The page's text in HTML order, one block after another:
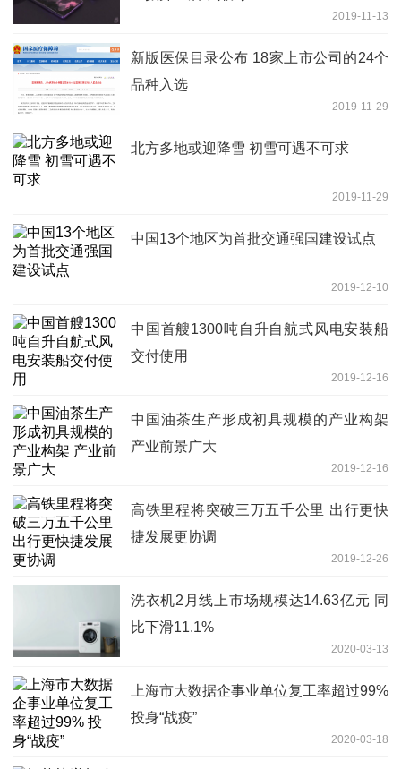
2019-11-13
新版医保目录公布 18家上市公司的24个
品种入选
2019-11-29
北方多地或迎降雪 初雪可遇不可求
2019-11-29
中国13个地区为首批交通强国建设试点
2019-12-10
中国首艘1300吨自升自航式风电安装船
交付使用
2019-12-16
中国油茶生产形成初具规模的产业构架
产业前景广大
2019-12-16
高铁里程将突破三万五千公里 出行更快
捷发展更协调
2019-12-26
洗衣机2月线上市场规模达14.63亿元 同
比下滑11.1%
2020-03-13
上海市大数据企事业单位复工率超过99%
投身“战疫”
2020-03-18